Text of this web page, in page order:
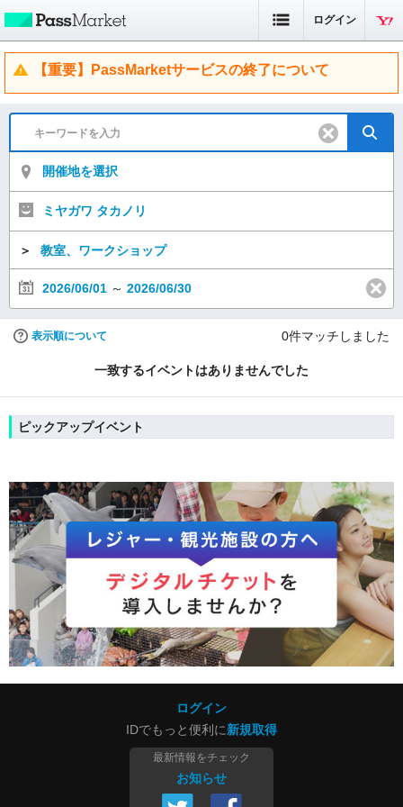
ログイン
【重要】PassMarketサービスの終了について
開催地を選択
ミヤガワ タカノリ
＞ 教室、ワークショップ
2026/06/01 ～ 2026/06/30
表示順について 0件マッチしました
一致するイベントはありませんでした
ピックアップイベント
ログイン
IDでもっと便利に新規取得
最新情報をチェック
お知らせ